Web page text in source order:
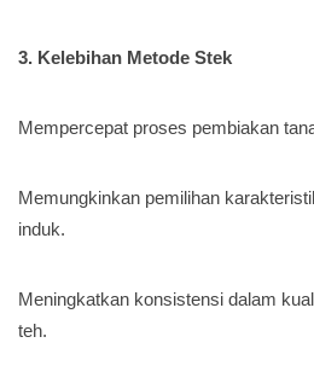
3. Kelebihan Metode Stek
Mempercepat proses pembiakan
Memungkinkan pemilihan
induk.
Meningkatkan konsistensi dalam
teh.